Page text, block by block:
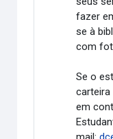
fazer
se à
com
Se o
carteira
em